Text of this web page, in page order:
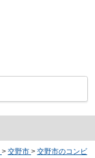
> 交野市 > 交野市のコンビ